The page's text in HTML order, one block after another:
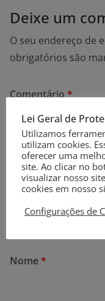
Deixe um
O seu endereço de
obrigatórios são
Comentário*
Nome*
Lei Geral de
Utilizamos
utilizam cookies.
oferecer uma
site. Ao clicar no
visualizar nosso
cookies em nosso
Configurações de